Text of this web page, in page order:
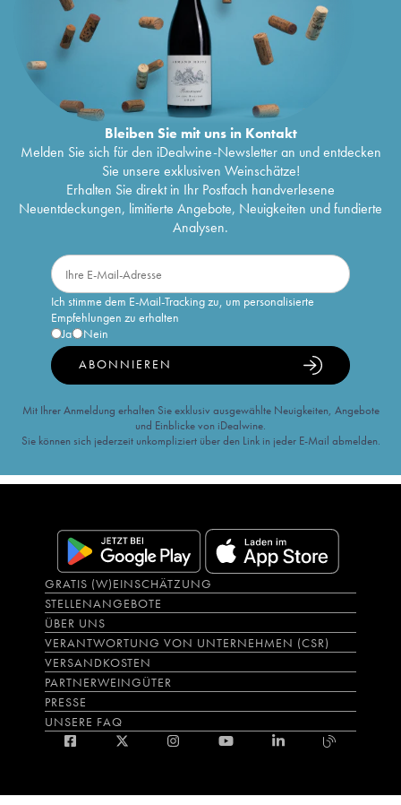
Bleiben Sie mit uns in Kontakt
Melden Sie sich für den iDealwine-Newsletter an und entdecken
Sie unsere exklusiven Weinschätze!
Erhalten Sie direkt in Ihr Postfach handverlesene
Neuentdeckungen, limitierte Angebote, Neuigkeiten und fundierte
Analysen.
Ich stimme dem E-Mail-Tracking zu, um personalisierte
Empfehlungen zu erhalten
Ja
Nein
ABONNIEREN
Mit Ihrer Anmeldung erhalten Sie exklusiv ausgewählte Neuigkeiten, Angebote
und Einblicke von iDealwine.
Sie können sich jederzeit unkompliziert über den Link in jeder E-Mail abmelden.
GRATIS (W)EINSCHÄTZUNG
STELLENANGEBOTE
ÜBER UNS
VERANTWORTUNG VON UNTERNEHMEN (CSR)
VERSANDKOSTEN
PARTNERWEINGÜTER
PRESSE
UNSERE FAQ